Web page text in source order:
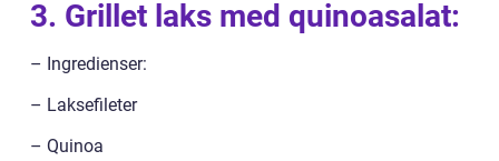
3. Grillet laks med quinoasalat:
– Ingredienser:
– Laksefileter
– Quinoa